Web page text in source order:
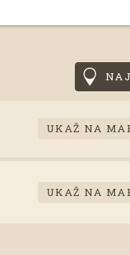
UKAŽ NA
UKAŽ NA